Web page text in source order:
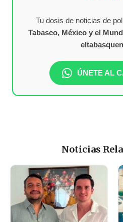
Tu dosis de noticias de
Tabasco, México y el
ÚNETE AL
Noticias